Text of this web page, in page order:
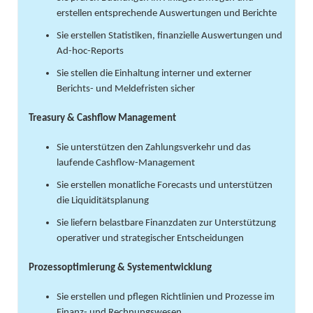
erstellen entsprechende Auswertungen und Berichte
Sie erstellen Statistiken, finanzielle Auswertungen und
Ad-hoc-Reports
Sie stellen die Einhaltung interner und externer
Berichts- und Meldefristen sicher
Treasury & Cashflow Management
Sie unterstützen den Zahlungsverkehr und das
laufende Cashflow-Management
Sie erstellen monatliche Forecasts und unterstützen
die Liquiditätsplanung
Sie liefern belastbare Finanzdaten zur Unterstützung
operativer und strategischer Entscheidungen
Prozessoptimierung & Systementwicklung
Sie erstellen und pflegen Richtlinien und Prozesse im